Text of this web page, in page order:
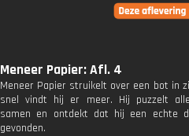
Meneer Papier: Afl. 4
Meneer Papier struikelt over een bot in
snel vindt hij er meer. Hij puzzelt
samen en ontdekt dat hij een echte
gevonden.